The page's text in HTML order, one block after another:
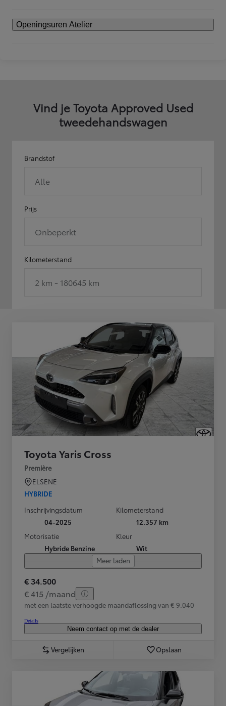
Openingsuren Atelier
Vind je Toyota Approved Used
tweedehandswagen
Brandstof
Alle
Prijs
Onbeperkt
Kilometerstand
2 km - 180645 km
Toyota Yaris Cross
Première
ELSENE
HYBRIDE
Inschrijvingsdatum
04-2025
Kilometerstand
12.357 km
Motorisatie
Hybride Benzine
Kleur
Wit
Meer laden
€ 34.500
€ 415 /maand
met een laatste verhoogde maandaflossing van € 9.040
Details
Neem contact op met de dealer
Vergelijken Opslaan